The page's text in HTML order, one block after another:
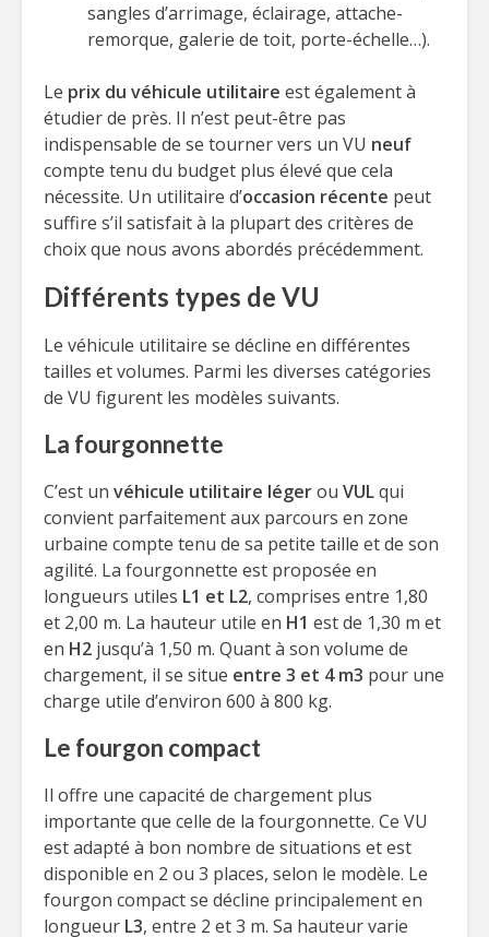
sangles d’arrimage, éclairage, attache-
remorque, galerie de toit, porte-échelle…).
Le prix du véhicule utilitaire est également à
étudier de près. Il n’est peut-être pas
indispensable de se tourner vers un VU neuf
compte tenu du budget plus élevé que cela
nécessite. Un utilitaire d’occasion récente peut
suffire s’il satisfait à la plupart des critères de
choix que nous avons abordés précédemment.
Différents types de VU
Le véhicule utilitaire se décline en différentes
tailles et volumes. Parmi les diverses catégories
de VU figurent les modèles suivants.
La fourgonnette
C’est un véhicule utilitaire légerou VULqui
convient parfaitement aux parcours en zone
urbaine compte tenu de sa petite taille et de son
agilité. La fourgonnette est proposée en
longueurs utiles L1 et L2, comprises entre 1,80
et 2,00 m. La hauteur utile en H1 est de 1,30 m et
en H2 jusqu’à 1,50 m. Quant à son volume de
chargement, il se situe entre 3 et 4 m3 pour une
charge utile d’environ 600 à 800 kg.
Le fourgon compact
Il offre une capacité de chargement plus
importante que celle de la fourgonnette. Ce VU
est adapté à bon nombre de situations et est
disponible en 2 ou 3 places, selon le modèle. Le
fourgon compact se décline principalement en
longueur L3, entre 2 et 3 m. Sa hauteur varie